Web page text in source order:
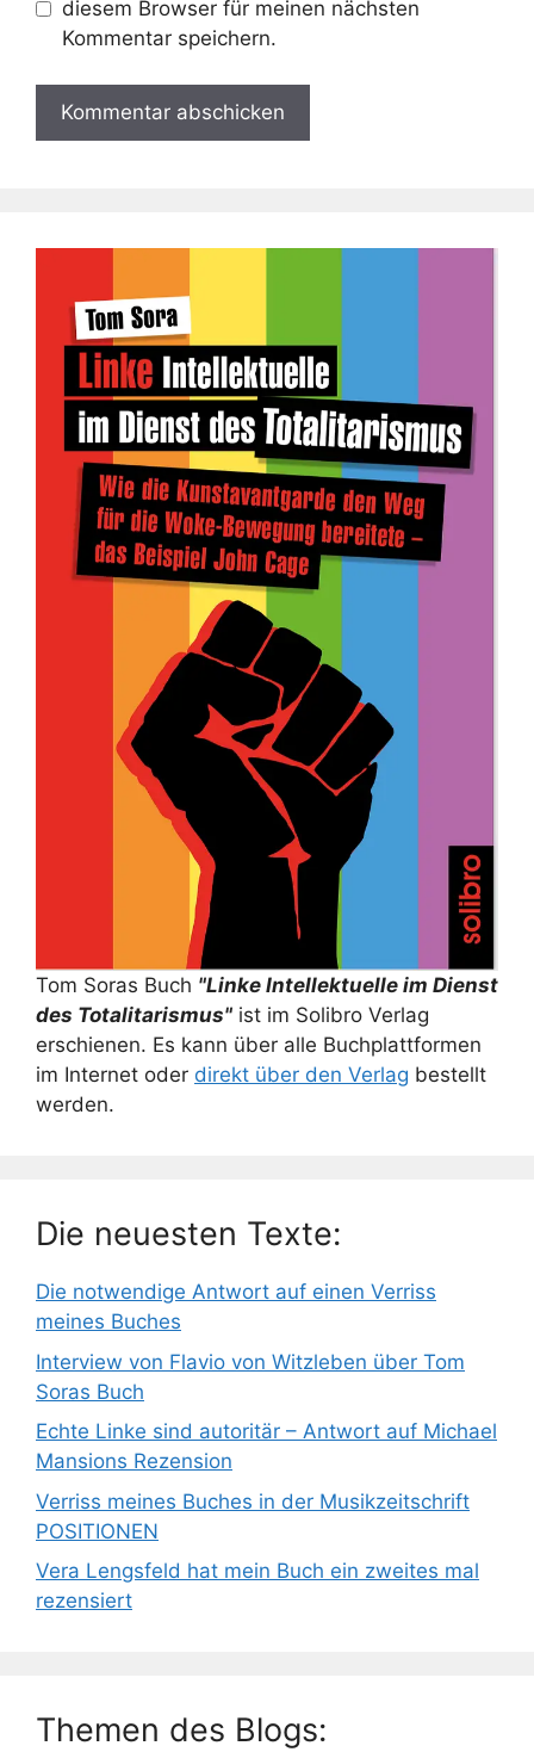
diesem Browser für meinen nächsten
Kommentar speichern.
Tom Soras Buch "Linke Intellektuelle im Dienst
des Totalitarismus" ist im Solibro Verlag
erschienen. Es kann über alle Buchplattformen
im Internet oder direkt über den Verlag bestellt
werden.
Die neuesten Texte:
Die notwendige Antwort auf einen Verriss
meines Buches
Interview von Flavio von Witzleben über Tom
Soras Buch
Echte Linke sind autoritär – Antwort auf Michael
Mansions Rezension
Verriss meines Buches in der Musikzeitschrift
POSITIONEN
Vera Lengsfeld hat mein Buch ein zweites mal
rezensiert
Themen des Blogs: